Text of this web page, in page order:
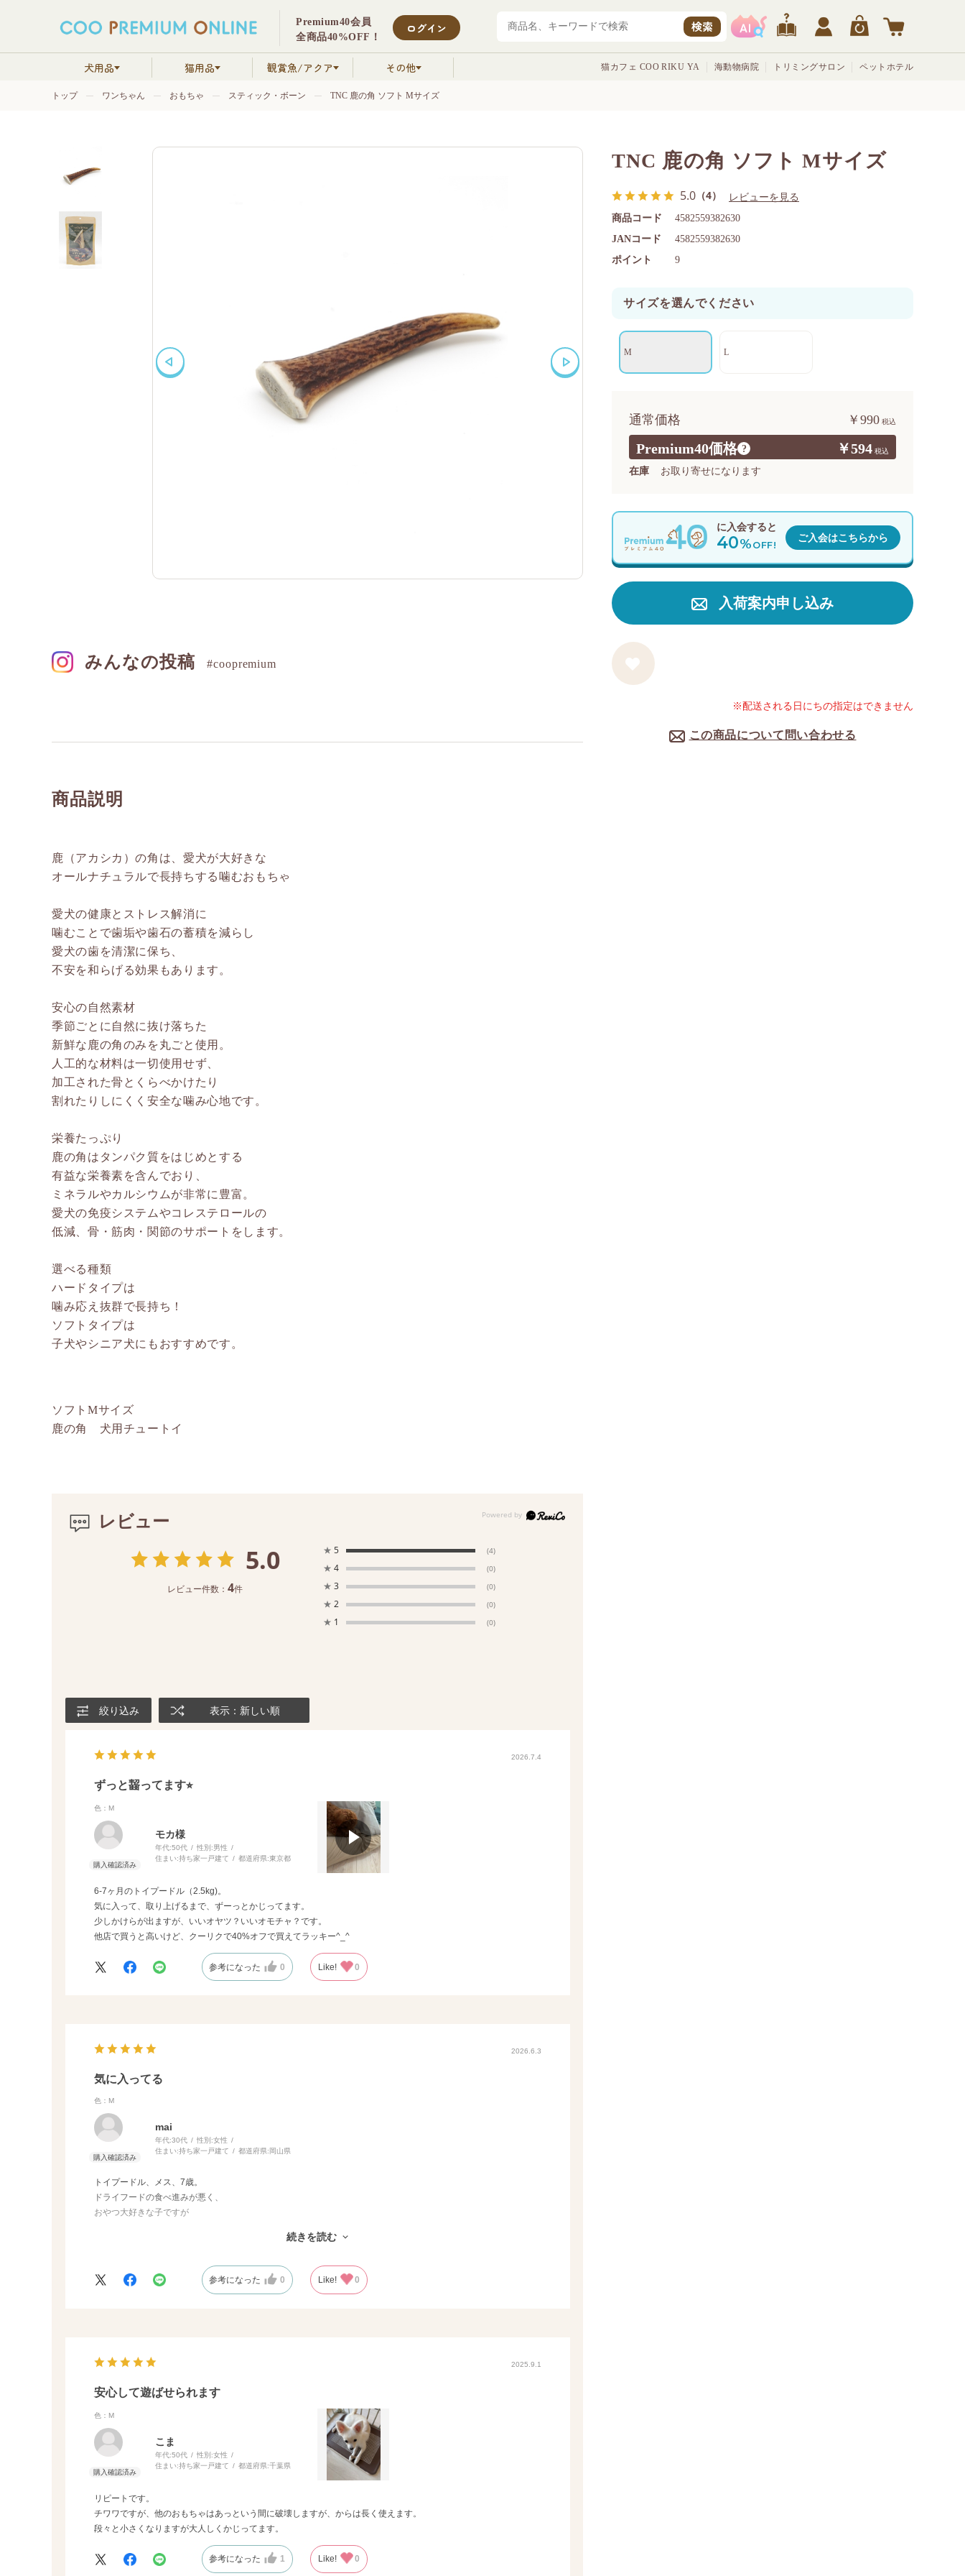
Premium40会員
全商品40%OFF！
ログイン 検索
犬用品 猫用品 観賞魚/アクア その他 猫カフェ COO RIKU YA 海動物病院 トリミングサロン ペットホテル
トップ ワンちゃん おもちゃ スティック・ボーン TNC 鹿の角 ソフト Mサイズ
みんなの投稿 #coopremium
商品説明
鹿（アカシカ）の角は、愛犬が大好きな
オールナチュラルで長持ちする噛むおもちゃ
愛犬の健康とストレス解消に
噛むことで歯垢や歯石の蓄積を減らし
愛犬の歯を清潔に保ち、
不安を和らげる効果もあります。
安心の自然素材
季節ごとに自然に抜け落ちた
新鮮な鹿の角のみを丸ごと使用。
人工的な材料は一切使用せず、
加工された骨とくらべかけたり
割れたりしにくく安全な噛み心地です。
栄養たっぷり
鹿の角はタンパク質をはじめとする
有益な栄養素を含んでおり、
ミネラルやカルシウムが非常に豊富。
愛犬の免疫システムやコレステロールの
低減、骨・筋肉・関節のサポートをします。
選べる種類
ハードタイプは
噛み応え抜群で長持ち！
ソフトタイプは
子犬やシニア犬にもおすすめです。
ソフトMサイズ
鹿の角 犬用チュートイ
レビュー
5.0
レビュー件数： 4件
★ 5 (4)
★ 4 (0)
★ 3 (0)
★ 2 (0)
★ 1 (0)
絞り込み 表示：新しい順
2026.7.4
ずっと齧ってます⭐︎
色：M
モカ様
年代:50代 性別:男性
住まい:持ち家一戸建て 都道府県:東京都
6-7ヶ月のトイプードル（2.5kg)。
気に入って、取り上げるまで、ずーっとかじってます。
少しかけらが出ますが、いいオヤツ？いいオモチャ？です。
他店で買うと高いけど、クーリクで40%オフで買えてラッキー^_^
参考になった 0 Like! 0
2026.6.3
気に入ってる
色：M
mai
年代:30代 性別:女性
住まい:持ち家一戸建て 都道府県: 岡山県
トイプードル、メス、7歳。
ドライフードの食べ進みが悪く、
おやつ大好きな子ですが
こちらは気に入ったようです。
続きを読む
参考になった 0 Like! 0
2025.9.1
安心して遊ばせられます
色：M
こま
年代:50代 性別:女性
住まい:持ち家一戸建て 都道府県:千葉県
リピートです。
チワワですが、他のおもちゃはあっという間に破壊しますが、からは長く使えます。
段々と小さくなりますが大人しくかじってます。
参考になった 1 Like! 0
TNC 鹿の角 ソフト Mサイズ
5.0 （4） レビューを見る
Premium40価格 ? ￥594
通常価格 ￥990
在庫 お取り寄せになります
商品コード 4582559382630
ポイント 9
JANコード 4582559382630
サイズを選んでください
M L
入荷案内申し込み
この商品について問い合わせる
※配送される日にちの指定はできません
に入会すると
40%OFF!
ご入会はこちらから